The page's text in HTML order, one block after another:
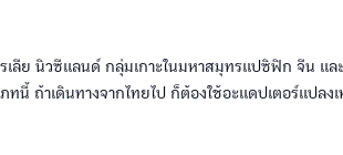
รเลีย นิวซีแลนด์ กลุ่มเกาะในมหาสมุทรแปซิฟิก จีน แ
ทนี้ ถ้าเดินทางจากไทยไป ก็ต้องใช้อะแดปเตอร์แปลง